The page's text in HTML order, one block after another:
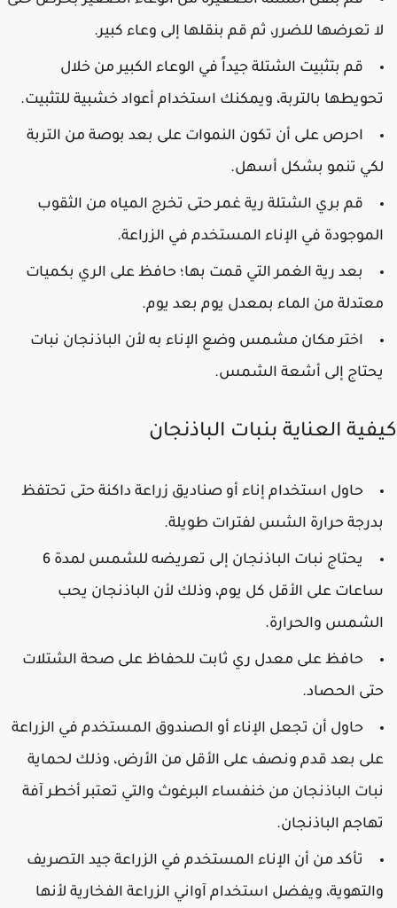
تعرضها للضرر، ثم قم بنقلها إلى وعاء كبير.
قم بتثبيت الشتلة جيداً في الوعاء الكبير من خلال
بالتربة، ويمكنك استخدام أعواد خشبية للتثبيت.
احرص على أن تكون النموات على بعد بوصة من التربة
تنمو بشكل أسهل.
قم بري الشتلة رية غمر حتى تخرج المياه من الثقوب
في الإناء المستخدم في الزراعة.
بعد رية الغمر التي قمت بها؛ حافظ على الري بكميات
من الماء بمعدل يوم بعد يوم.
اختر مكان مشمس وضع الإناء به لأن الباذنجان نبات
إلى أشعة الشمس.
العناية بنبات الباذنجان
حاول استخدام إناء أو صناديق زراعة داكنة حتى تحتفظ
حرارة الشس لفترات طويلة.
يحتاج نبات الباذنجان إلى تعريضه للشمس لمدة 6
على الأقل كل يوم، وذلك لأن الباذنجان يحب
والحرارة.
حافظ على معدل ري ثابت للحفاظ على صحة الشتلات
الحصاد.
حاول أن تجعل الإناء أو الصندوق المستخدم في الزراعة
بعد قدم ونصف على الأقل من الأرض، وذلك لحماية
الباذنجان من خنفساء البرغوث والتي تعتبر أخطر آفة
الباذنجان.
تأكد من أن الإناء المستخدم في الزراعة جيد التصريف
ويفضل استخدام آواني الزراعة الفخارية لأنها